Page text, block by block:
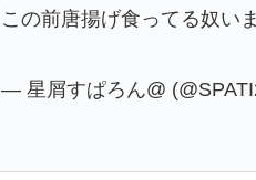
この前唐揚げ食ってる奴
— 星屑すぱろん@